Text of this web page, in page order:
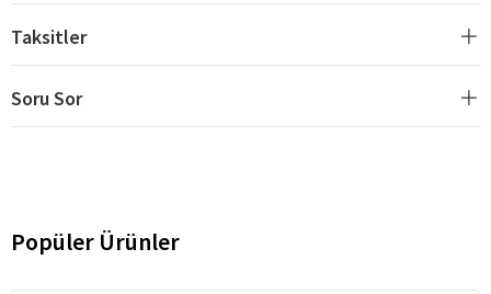
Taksitler
Soru Sor
Popüler Ürünler